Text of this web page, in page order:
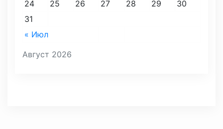
Август 2026
« Июл
24
25 26 27 28 29
30
31